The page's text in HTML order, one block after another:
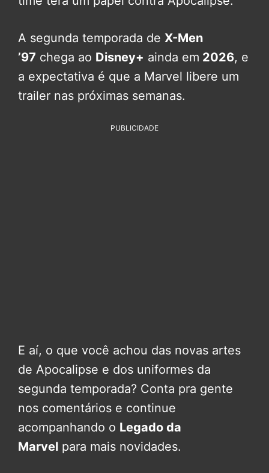
A segunda temporada de X-Men
’97 chega ao Disney+ ainda em 2026, e
a expectativa é que a Marvel libere um
trailer nas próximas semanas.
PUBLICIDADE
E aí, o que você achou das novas artes
de Apocalipse e dos uniformes da
segunda temporada? Conta pra gente
nos comentários e continue
acompanhando o Legado da
Marvel para mais novidades.